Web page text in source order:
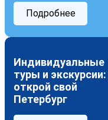
Подробнее
Индивидуальные
туры и экскурсии:
открой свой
Петербург